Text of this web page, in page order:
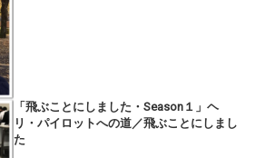
「飛ぶことにしました・Season１」ヘ
リ・パイロットへの道／飛ぶことにしまし
た